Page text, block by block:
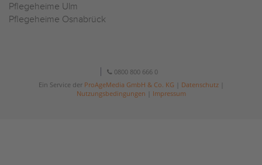
Pflegeheime Ulm
Pflegeheime Osnabrück
0800 800 666 0
Ein Service der ProAgeMedia GmbH & Co. KG Datenschutz|
Nutzungsbedingungen
Impressum